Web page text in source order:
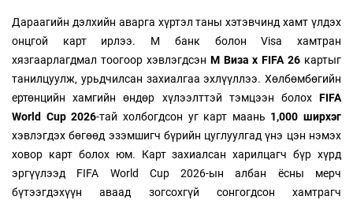
Дараагийн дэлхийн аварга хүртэл таны хэтэвчинд хамт үлдэх
онцгой карт ирлээ. М банк болон Visa хамтран
хязгаарлагдмал тоогоор хэвлэгдсэн M Виза x FIFA 26 картыг
танилцуулж, урьдчилсан захиалгаа эхлүүллээ. Хөлбөмбөгийн
ертөнцийн хамгийн өндөр хүлээлттэй тэмцээн болох FIFA
World Cup 2026-тай холбогдсон уг карт маань 1,000 ширхэг
хэвлэгдэх бөгөөд эзэмшигч бүрийн цуглуулгад үнэ цэн нэмэх
ховор карт болох юм. Карт захиалсан харилцагч бүр хүрд
эргүүлээд FIFA World Cup 2026-ын албан ёсны мерч
бүтээгдэхүүн аваад зогсохгүй сонгогдсон хамтрагч